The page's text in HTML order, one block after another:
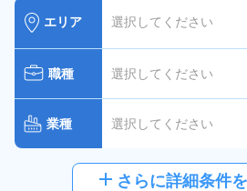
エリア 選択してください
職種 選択してください
業種 選択してください
選択してください
add さらに詳細条件